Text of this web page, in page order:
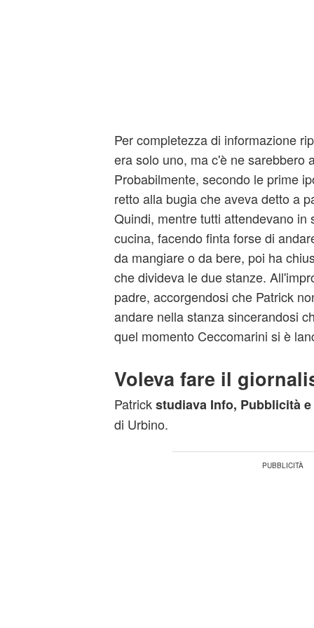
Per completezza di informazione
era solo uno, ma c'è ne sarebbero
Probabilmente, secondo le prime
retto alla bugia che aveva detto a
Quindi, mentre tutti attendevano in
cucina, facendo finta forse di
da mangiare o da bere, poi ha
che divideva le due stanze.
padre, accorgendosi che Patrick
andare nella stanza sincerandosi
quel momento Ceccomarini si è
Voleva fare il
Patrickstudiava Info, Pubblicità
di Urbino.